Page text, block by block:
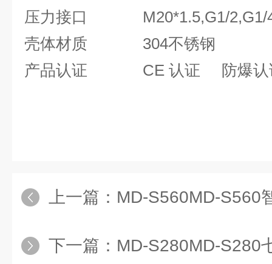
压力接口 M20*1.5,G1/2,G1/4
壳体材质 304不锈钢
产品认证 CE 认证 防爆认
上一篇： MD-S560MD-S560
下一篇： MD-S280MD-S280七